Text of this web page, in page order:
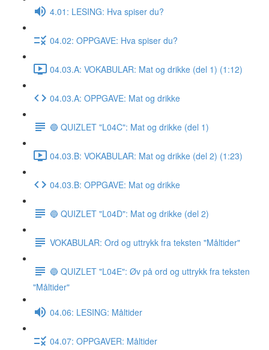
4.01: LESING: Hva spiser du?
04.02: OPPGAVE: Hva spiser du?
04.03.A: VOKABULAR: Mat og drikke (del 1) (1:12)
04.03.A: OPPGAVE: Mat og drikke
🔵 QUIZLET "L04C": Mat og drikke (del 1)
04.03.B: VOKABULAR: Mat og drikke (del 2) (1:23)
04.03.B: OPPGAVE: Mat og drikke
🔵 QUIZLET "L04D": Mat og drikke (del 2)
VOKABULAR: Ord og uttrykk fra teksten "Måltider"
🔵 QUIZLET "L04E": Øv på ord og uttrykk fra teksten
"Måltider"
04.06: LESING: Måltider
04.07: OPPGAVER: Måltider